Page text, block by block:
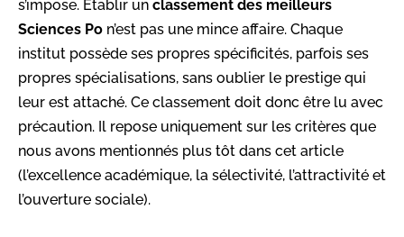
s’impose. Établir un classement des meilleurs
Sciences Po n’est pas une mince affaire. Chaque
institut possède ses propres spécificités, parfois ses
propres spécialisations, sans oublier le prestige qui
leur est attaché. Ce classement doit donc être lu avec
précaution. Il repose uniquement sur les critères que
nous avons mentionnés plus tôt dans cet article
(l’excellence académique, la sélectivité, l’attractivité et
l’ouverture sociale).